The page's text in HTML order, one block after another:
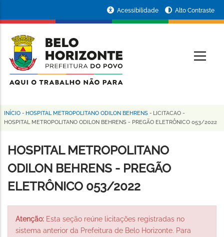
conteúdo
principal
da
Prefeitura
de
Horizonte
Acessibilidade Alto Contraste
Trilha
navegação
INÍCIO - HOSPITAL METROPOLITANO ODILON BEHRENS - LICITACAO -
HOSPITAL METROPOLITANO ODILON BEHRENS - PREGÃO ELETRÔNICO 053/2022
HOSPITAL METROPOLITANO
ODILON BEHRENS - PREGÃO
ELETRÔNICO 053/2022
Atenção: Esta seção reúne licitações registradas no
sistema anterior da Prefeitura de Belo Horizonte. Para